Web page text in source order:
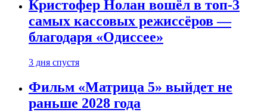
Кристофер Нолан вошёл в топ-3
самых кассовых режиссёров —
благодаря «Одиссее»
3 дня спустя
Фильм «Матрица 5» выйдет не
раньше 2028 года